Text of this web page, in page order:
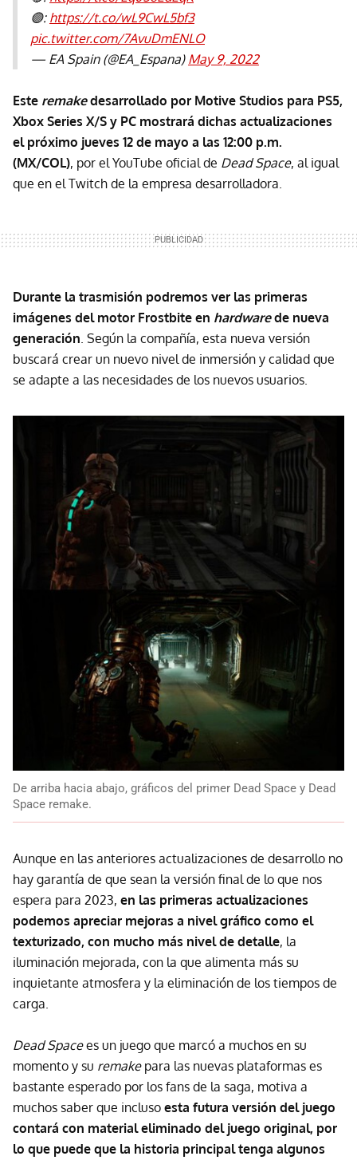
🟣: https://t.co/wL9CwL5bf3
pic.twitter.com/7AvuDmENLO
— EA Spain (@EA_Espana) May 9, 2022
Este remakedesarrollado por Motive Studios para PS5,
Xbox Series X/S y PC mostrará dichas actualizaciones
el próximo jueves 12 de mayo a las 12:00 p.m.
(MX/COL), por el YouTube oficial de Dead Space, al igual
que en el Twitch de la empresa desarrolladora.
Durante la trasmisión podremos ver las primeras
imágenes del motor Frostbite en hardwarede nueva
generación . Según la compañía, esta nueva versión
buscará crear un nuevo nivel de inmersión y calidad que
se adapte a las necesidades de los nuevos usuarios.
De arriba hacia abajo, gráficos del primer Dead Space y Dead
Space remake.
Aunque en las anteriores actualizaciones de desarrollo no
hay garantía de que sean la versión final de lo que nos
espera para 2023, en las primeras actualizaciones
podemos apreciar mejoras a nivel gráfico como el
texturizado, con mucho más nivel de detalle, la
iluminación mejorada, con la que alimenta más su
inquietante atmosfera y la eliminación de los tiempos de
carga.
Dead Spacees un juego que marcó a muchos en su
momento y su remakepara las nuevas plataformas es
bastante esperado por los fans de la saga, motiva a
muchos saber que incluso esta futura versión del juego
contará con material eliminado del juego original, por
lo que puede que la historia principal tenga algunos